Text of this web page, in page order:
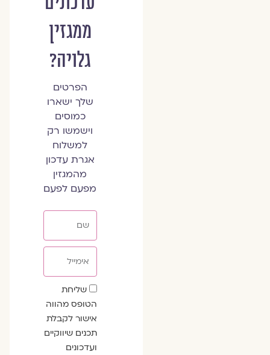
ממגזין
גלויה?
הפרטים
שלך ישארו
כמוסים
וישמשו רק
למשלוח
אגרת עדכון
מהמגזין
מפעם לפעם
שדה
הסכמה
שליחת
הטופס מהווה
אישור לקבלת
תכנים שיווקיים
ועדכונים